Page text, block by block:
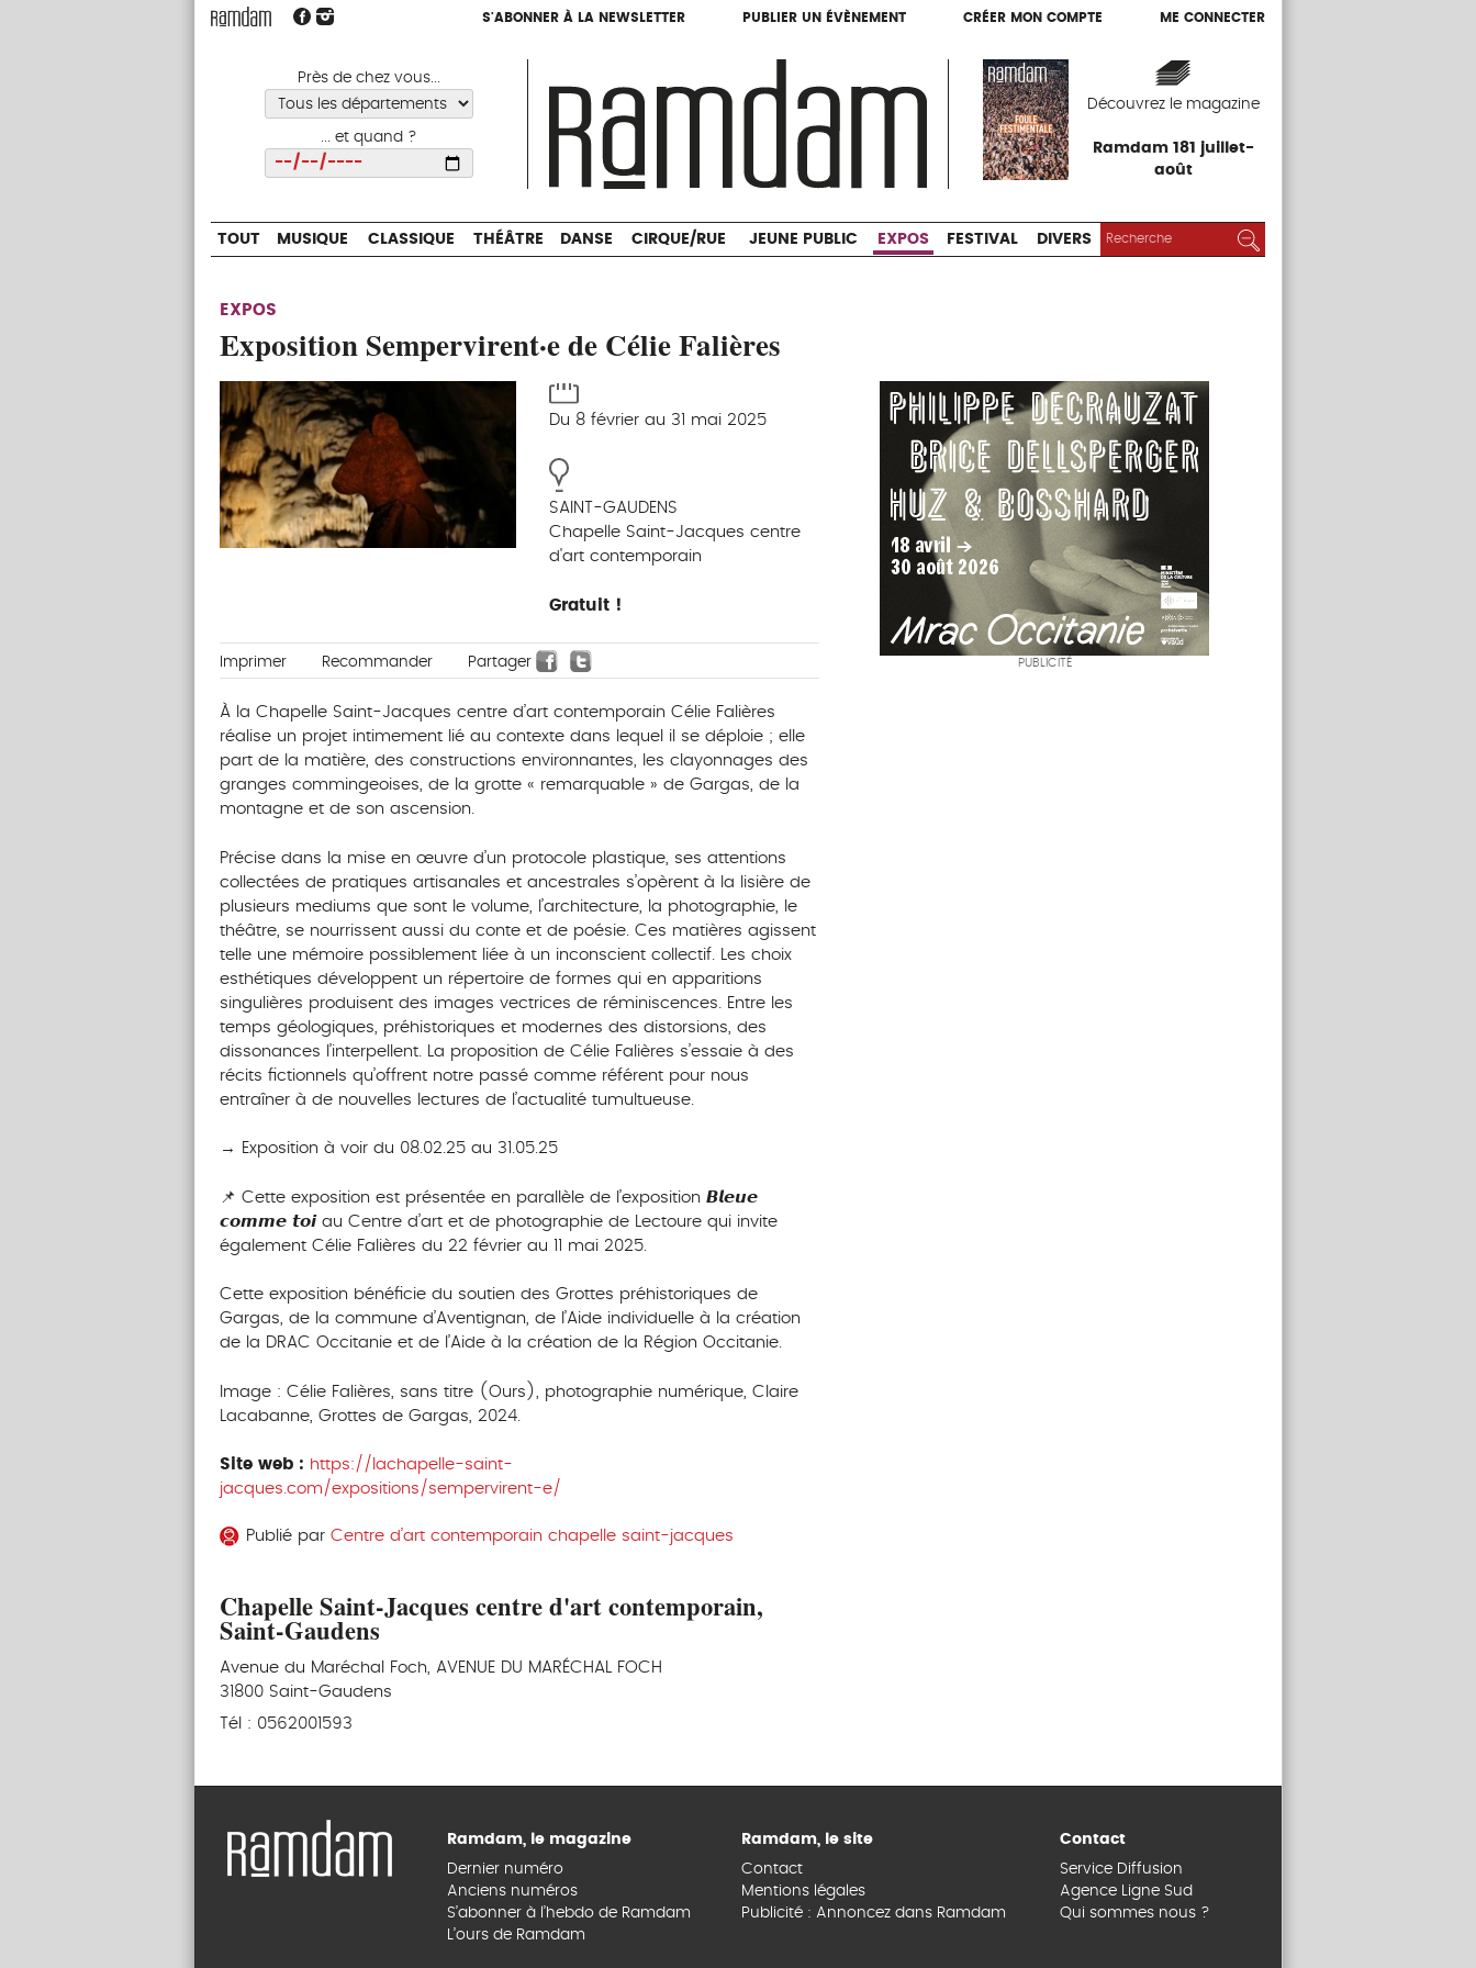
S'ABONNER À LA NEWSLETTER PUBLIER UN ÉVÈNEMENT CRÉER MON COMPTE ME CONNECTER
Près de chez vous...
... et quand ?
Découvrez le magazine
Ramdam 181 juillet-
août
S'ABONNER À LA NEWSLETTER PUBLIER UN ÉVÈNEMENT CRÉER MON COMPTE ME CONNECTER
CIRQUE/RUE JEUNE PUBLIC EXPOS
TOUT MUSIQUE CLASSIQUE THÉÂTRE DANSE CIRQUE/RUE JEUNE PUBLIC EXPOS FESTIVAL DIVERS RECHERCHER :
EXPOS
Exposition Sempervirent·e de Célie Falières
Du 8 février au 31 mai 2025
SAINT-GAUDENS
Chapelle Saint-Jacques centre
d'art contemporain
Gratuit !
Imprimer Recommander Partager
À la Chapelle Saint-Jacques centre d’art contemporain Célie Falières
réalise un projet intimement lié au contexte dans lequel il se déploie ; elle
part de la matière, des constructions environnantes, les clayonnages des
granges commingeoises, de la grotte « remarquable » de Gargas, de la
montagne et de son ascension.
Précise dans la mise en œuvre d’un protocole plastique, ses attentions
collectées de pratiques artisanales et ancestrales s’opèrent à la lisière de
plusieurs mediums que sont le volume, l’architecture, la photographie, le
théâtre, se nourrissent aussi du conte et de poésie. Ces matières agissent
telle une mémoire possiblement liée à un inconscient collectif. Les choix
esthétiques développent un répertoire de formes qui en apparitions
singulières produisent des images vectrices de réminiscences. Entre les
temps géologiques, préhistoriques et modernes des distorsions, des
dissonances l’interpellent. La proposition de Célie Falières s’essaie à des
récits fictionnels qu’offrent notre passé comme référent pour nous
entraîner à de nouvelles lectures de l’actualité tumultueuse.
→ Exposition à voir du 08.02.25 au 31.05.25
📌 Cette exposition est présentée en parallèle de l’exposition 𝘽𝙡𝙚𝙪𝙚
𝙘𝙤𝙢𝙢𝙚 𝙩𝙤𝙞 au Centre d’art et de photographie de Lectoure qui invite
également Célie Falières du 22 février au 11 mai 2025.
Cette exposition bénéficie du soutien des Grottes préhistoriques de
Gargas, de la commune d’Aventignan, de l’Aide individuelle à la création
de la DRAC Occitanie et de l’Aide à la création de la Région Occitanie.
Image : Célie Falières, sans titre (Ours), photographie numérique, Claire
Lacabanne, Grottes de Gargas, 2024.
Site web : https://lachapelle-saint-
jacques.com/expositions/sempervirent-e/
Publié par Centre d’art contemporain chapelle saint-jacques
Chapelle Saint-Jacques centre d'art contemporain,
Saint-Gaudens
Avenue du Maréchal Foch, AVENUE DU MARÉCHAL FOCH
31800 Saint-Gaudens
Tél : 0562001593
PUBLICITÉ
Ramdam, le magazine
Dernier numéro
Anciens numéros
S’abonner à l’hebdo de Ramdam
L’ours de Ramdam
Ramdam, le site
Contact
Mentions légales
Publicité : Annoncez dans Ramdam
Contact
Service Diffusion
Agence Ligne Sud
Qui sommes nous ?